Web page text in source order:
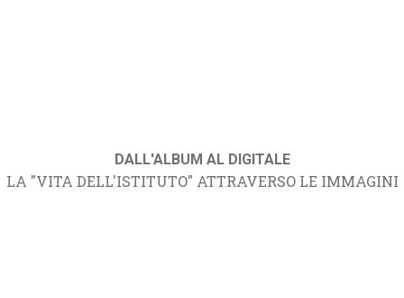
DALL'ALBUM AL DIGITALE
LA "VITA DELL'ISTITUTO" ATTRAVERSO LE IMMAGINI